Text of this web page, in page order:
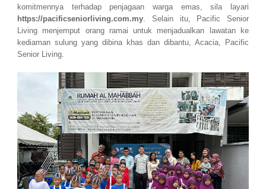
komitmennya terhadap penjagaan warga emas, sila layari
https://pacificseniorliving.com.my . Selain itu, Pacific Senior
Living menjemput orang ramai untuk menjadualkan lawatan ke
kediaman sulung yang dibina khas dan dibantu, Acacia, Pacific
Senior Living.